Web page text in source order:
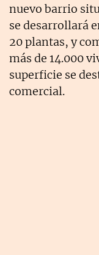
nuevo barrio
se desarrollará
20 plantas, y
más de 14.000
superficie se
comercial.